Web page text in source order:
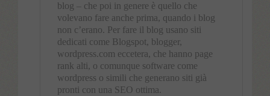
blog – che poi in genere è quello che
volevano fare anche prima, quando i blog
non c’erano. Per fare il blog usano siti
dedicati come Blogspot, blogger,
wordpress.com eccetera, che hanno page
rank alti, o comunque software come
wordpress o simili che generano siti già
pronti con una SEO ottima.